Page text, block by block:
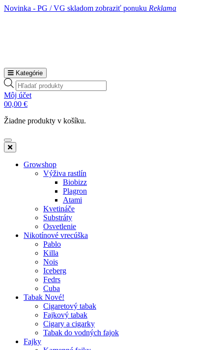
Novinka - PG / VG skladom zobraziť ponuku Reklama
Kategórie
Products
search
Môj účet
00,00 €
Žiadne produkty v košíku.
Growshop
Výživa rastlín
Biobizz
Plagron
Atami
Kvetináče
Substráty
Osvetlenie
Nikotínové vrecúška
Pablo
Killa
Nois
Iceberg
Fedrs
Cuba
Tabak Nové!
Cigaretový tabak
Fajkový tabak
Cigary a cigarky
Tabak do vodných fajok
Fajky